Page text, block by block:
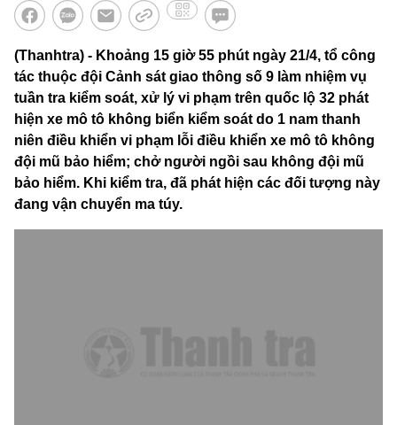
(Thanhtra) - Khoảng 15 giờ 55 phút ngày 21/4, tổ công
tác thuộc đội Cảnh sát giao thông số 9 làm nhiệm vụ
tuần tra kiểm soát, xử lý vi phạm trên quốc lộ 32 phát
hiện xe mô tô không biển kiểm soát do 1 nam thanh
niên điều khiển vi phạm lỗi điều khiển xe mô tô không
đội mũ bảo hiểm; chở người ngồi sau không đội mũ
bảo hiểm. Khi kiểm tra, đã phát hiện các đối tượng này
đang vận chuyển ma túy.